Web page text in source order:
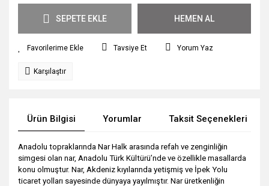
SEPETE EKLE HEMEN AL
Tavsiye Et Yorum Yaz
Karşılaştır
Ürün Bilgisi Yorumlar Taksit Seçenekleri
Anadolu topraklarında Nar Halk arasında refah ve zenginliğin
simgesi olan nar, Anadolu Türk Kültürü’nde ve özellikle masallarda
konu olmuştur. Nar, Akdeniz kıyılarında yetişmiş ve İpek Yolu
ticaret yolları sayesinde dünyaya yayılmıştır. Nar üretkenliğin